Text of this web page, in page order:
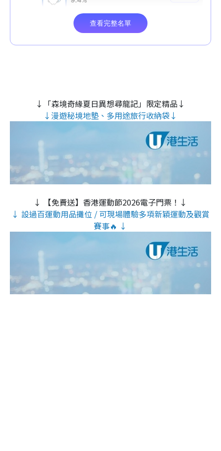
↓「森境奇緣夏日異想尋龍記」限定精品↓
↓漫遊秘境地墊、多用途旅行收納袋↓
↓ 【免費送】香港運動節2026電子門票！↓
↓ 設過百運動用品攤位 / 可現場體驗多項新穎運動及觀賞
賽事🔥 ↓